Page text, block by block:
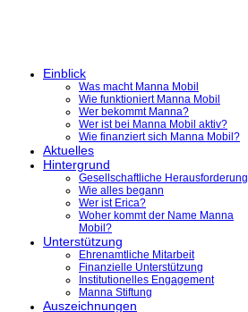
Einblick
Was macht Manna Mobil
Wie funktioniert Manna Mobil
Wer bekommt Manna?
Wer ist bei Manna Mobil aktiv?
Wie finanziert sich Manna Mobil?
Aktuelles
Hintergrund
Gesellschaftliche Herausforderung
Wie alles begann
Wer ist Erica?
Woher kommt der Name Manna
Mobil?
Unterstützung
Ehrenamtliche Mitarbeit
Finanzielle Unterstützung
Institutionelles Engagement
Manna Stiftung
Auszeichnungen